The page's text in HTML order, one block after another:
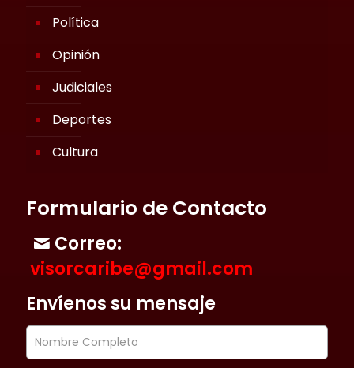
Política
Opinión
Judiciales
Deportes
Cultura
Formulario de Contacto
Correo:
visorcaribe@gmail.com
Envíenos su mensaje